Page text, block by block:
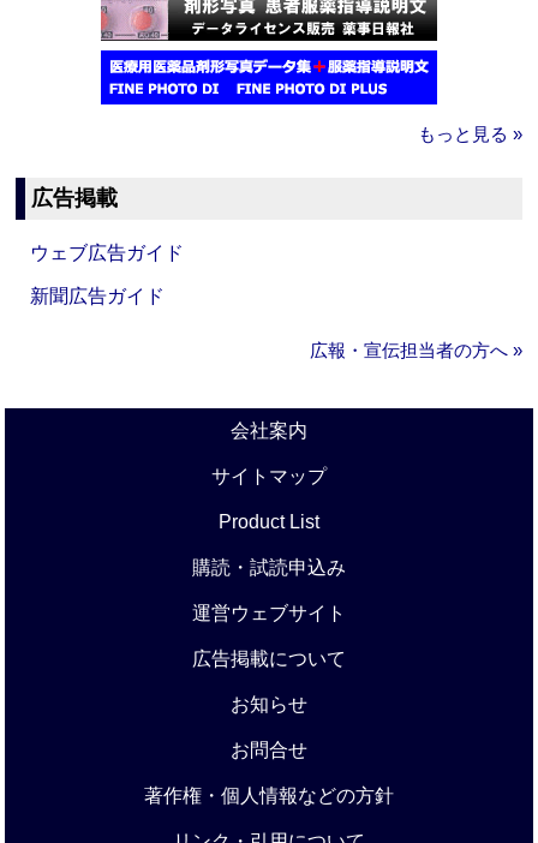
もっと見る »
広告掲載
ウェブ広告ガイド
新聞広告ガイド
広報・宣伝担当者の方へ »
会社案内
サイトマップ
Product List
購読・試読申込み
運営ウェブサイト
広告掲載について
お知らせ
お問合せ
著作権・個人情報などの方針